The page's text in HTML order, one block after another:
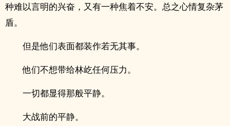
种难以言明的兴奋，又有一种焦着不安。总之心情复杂茅
盾。
但是他们表面都装作若无其事。
他们不想带给林屹任何压力。
一切都显得那般平静。
大战前的平静。